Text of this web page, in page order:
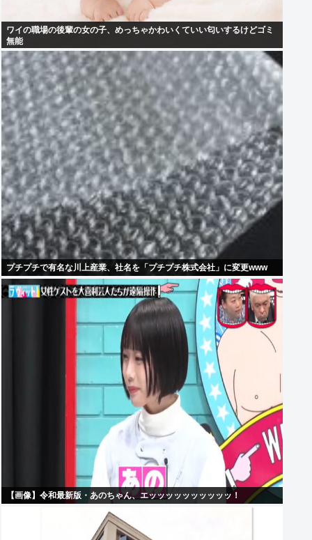
ワイの職場の後輩の女の子、めっちゃかわいくていい匂いするけどゴミ
無能
プチプチで有名な川上産業、社名を「プチプチ株式会社」に変更www
【画像】令和最新版・あのちゃん、エッッッッッッッッッッ！